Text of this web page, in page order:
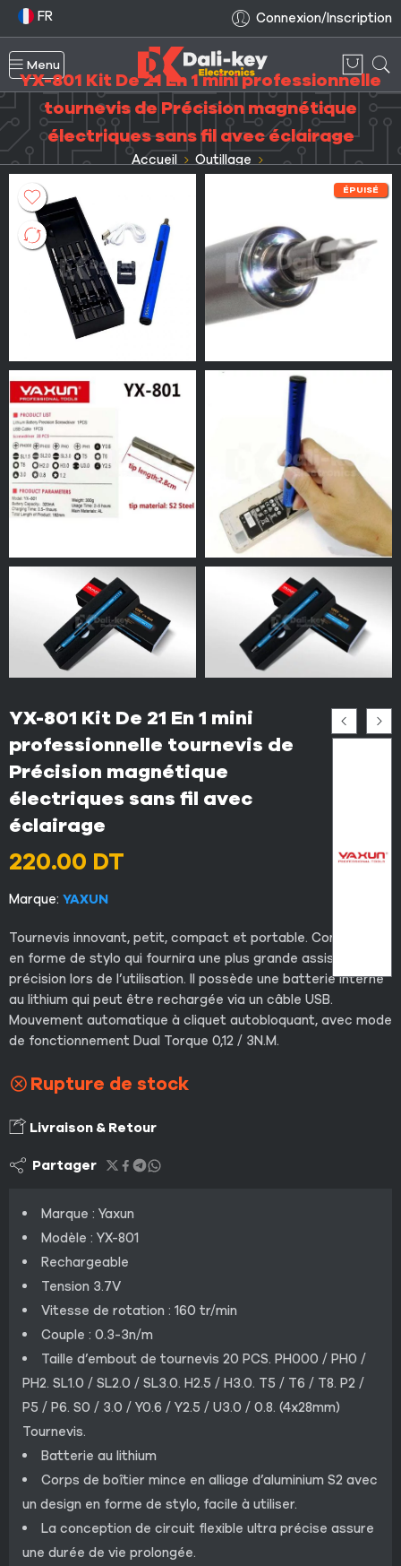
FR Connexion/Inscription
Menu
YX-801 Kit De 21 En 1 mini professionnelle
tournevis de Précision magnétique
électriques sans fil avec éclairage
Accueil
Outillage
Kit tournevis de précision et outils ouverture smartphone
ÉPUISÉ
YX-801 Kit De 21 En 1 mini
professionnelle tournevis de
Précision magnétique
électriques sans fil avec
éclairage
220.00 DT
Marque: YAXUN
Tournevis innovant, petit, compact et portable. Conception
en forme de stylo qui fournira une plus grande assistance et
précision lors de l’utilisation. Il possède une batterie interne
au lithium qui peut être rechargée via un câble USB.
Mouvement automatique à cliquet autobloquant, avec mode
de fonctionnement Dual Torque 0,12 / 3N.M.
Rupture de stock
Livraison & Retour
Partager
Marque : Yaxun
Modèle : YX-801
Rechargeable
Tension 3.7V
Vitesse de rotation : 160 tr/min
Couple : 0.3-3n/m
Taille d’embout de tournevis 20 PCS. PH000 / PH0 /
PH2. SL1.0 / SL2.0 / SL3.0. H2.5 / H3.0. T5 / T6 / T8. P2 /
P5 / P6. S0 / 3.0 / Y0.6 / Y2.5 / U3.0 / 0.8. (4x28mm)
Tournevis.
Batterie au lithium
Corps de boîtier mince en alliage d’aluminium S2 avec
un design en forme de stylo, facile à utiliser.
La conception de circuit flexible ultra précise assure
une durée de vie prolongée.